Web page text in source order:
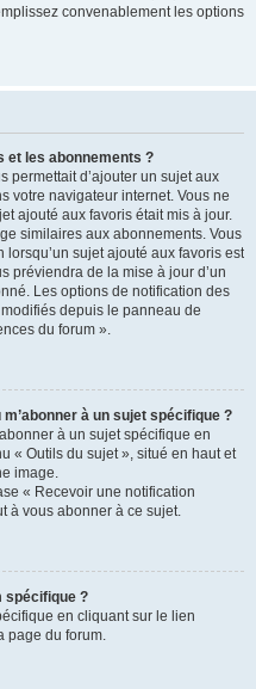
convenablement les options
et les abonnements ?
permettait d’ajouter un sujet aux
votre navigateur internet. Vous ne
ajouté aux favoris était mis à jour.
similaires aux abonnements. Vous
sujet ajouté aux favoris est
préviendra de la mise à jour d’un
Les options de notification des
depuis le panneau de
du forum ».
à un sujet spécifique ?
à un sujet spécifique en
« Outils du sujet », situé en haut et
image.
« Recevoir une notification
à vous abonner à ce sujet.
spécifique ?
en cliquant sur le lien
page du forum.